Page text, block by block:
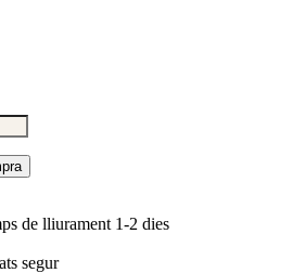
de lliurament 1-2 dies
segur